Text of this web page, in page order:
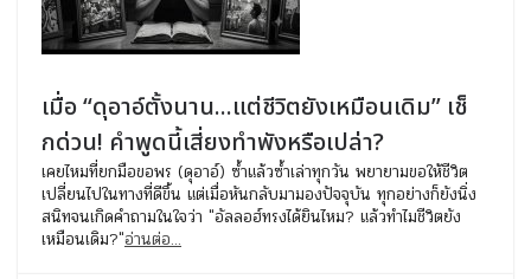
เมื่อ “ดุอาอ์ตั้งนาน...แต่ชีวิตยังเหมือนเดิม” เช็
กด่วน! คำพูดนี้เสี่ยงทำพังหรือเปล่า?
เคยไหมที่ยกมือขอพร (ดุอาอ์) ซ้ำแล้วซ้ำเล่าทุกวัน พยายามขอให้ชีวิต
เปลี่ยนไปในทางที่ดีขึ้น แต่เมื่อหันกลับมามองปัจจุบัน ทุกอย่างก็ยังนิ่ง
สนิทจนเกิดคำถามในใจว่า "อัลลอฮ์ทรงได้ยินไหม? แล้วทำไมชีวิตยัง
เหมือนเดิม?"อ่านต่อ...